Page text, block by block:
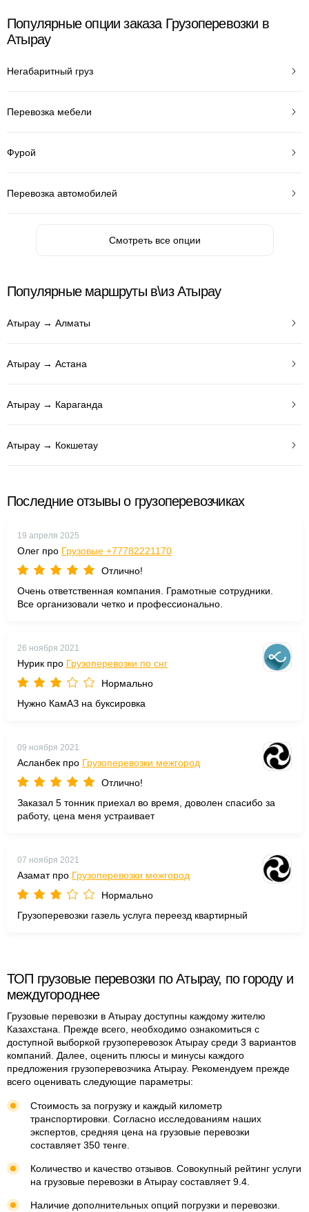
Популярные опции заказа Грузоперевозки в
Атырау
Негабаритный груз
Перевозка мебели
Фурой
Перевозка автомобилей
Смотреть все опции
Популярные маршруты в\из Атырау
Атырау → Алматы
Атырау → Астана
Атырау → Караганда
Атырау → Кокшетау
Последние отзывы о грузоперевозчиках
19 апреля 2025
Олег про Грузовые +77782221170
Отлично!
Очень ответственная компания. Грамотные сотрудники.
Все организовали четко и профессионально.
26 ноября 2021
Нурик про Грузоперевозки по снг
Нормально
Нужно КамАЗ на буксировка
09 ноября 2021
Асланбек про Грузоперевозки межгород
Отлично!
Заказал 5 тонник приехал во время, доволен спасибо за
работу, цена меня устраивает
07 ноября 2021
Азамат про Грузоперевозки межгород
Нормально
Грузоперевозки газель услуга переезд квартирный
ТОП грузовые перевозки по Атырау, по городу и
междугороднее
Грузовые перевозки в Атырау доступны каждому жителю
Казахстана. Прежде всего, необходимо ознакомиться с
доступной выборкой грузоперевозок Атырау среди 3 вариантов
компаний. Далее, оценить плюсы и минусы каждого
предложения грузоперевозчика Атырау. Рекомендуем прежде
всего оценивать следующие параметры:
Стоимость за погрузку и каждый километр
транспортировки. Согласно исследованиям наших
экспертов, средняя цена на грузовые перевозки
составляет 350 тенге.
Количество и качество отзывов. Совокупный рейтинг услуги
на грузовые перевозки в Атырау составляет 9.4.
Наличие дополнительных опций погрузки и перевозки.